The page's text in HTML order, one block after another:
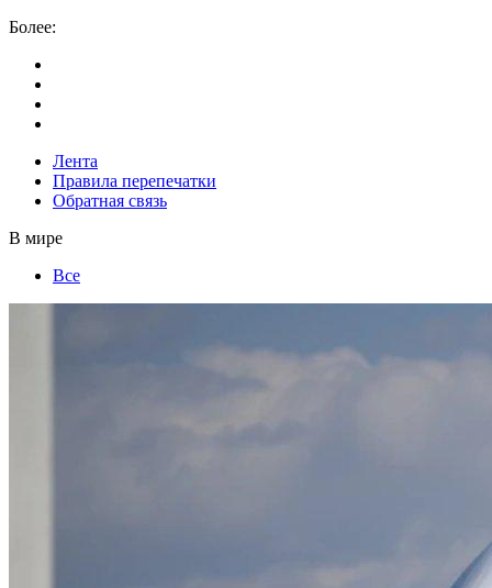
Более:
Лента
Правила перепечатки
Обратная связь
В мире
Все